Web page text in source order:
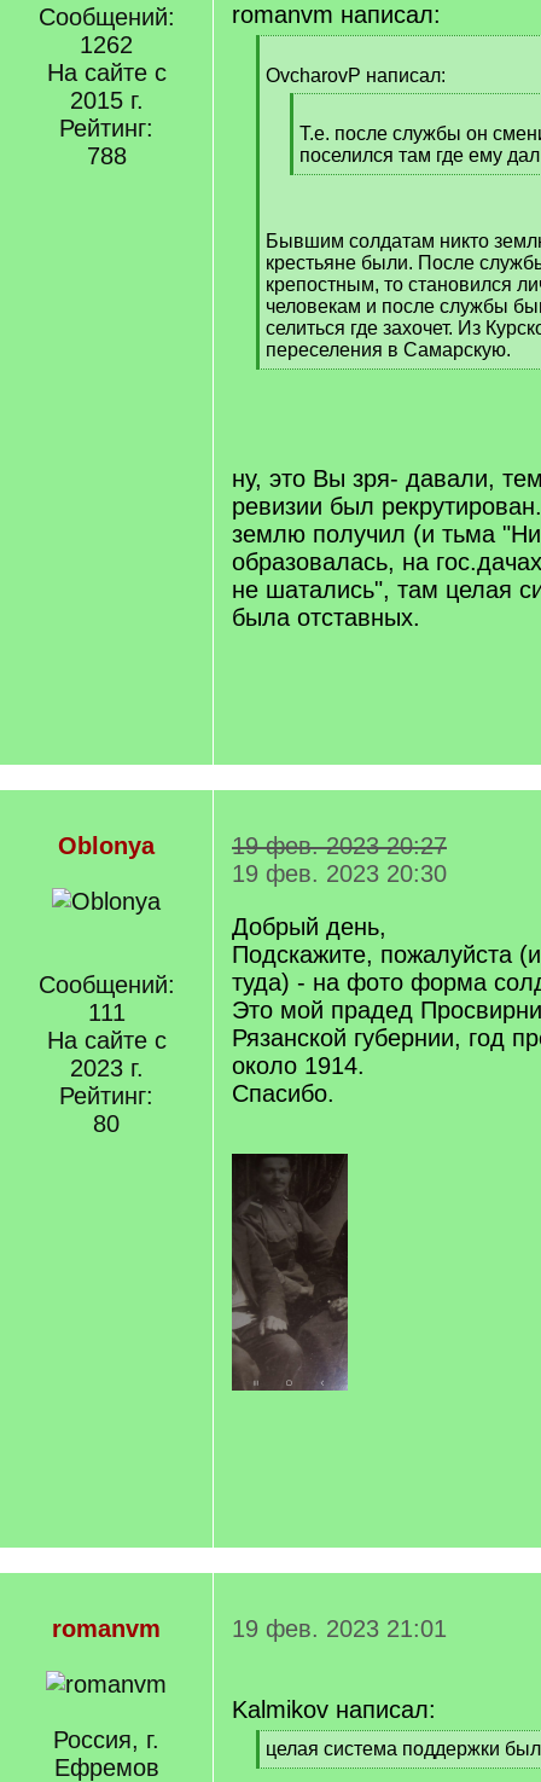
Сообщений:
1262
На сайте с
2015 г.
Рейтинг:
788
romanvm написал:
q
OvcharovP написал:
q
]
Т.е. после службы он
поселился там где ему
[
]
Бывшим солдатам никто
крестьяне были. После
крепостным, то становился
человекам и после службы
селиться где захочет. Из
переселения в Самарскую.
[
ну, это Вы зря- давали,
ревизии был
землю получил (и тьма
образовалась, на
не шатались", там целая
была отставных.
Oblonya
Сообщений:
111
На сайте с
2023 г.
Рейтинг:
80
19 фев. 2023 20:27
19 фев. 2023 20:30
Добрый день,
Подскажите, пожалуйста
туда) - на фото форма
Это мой прадед
Рязанской губернии, год
около 1914.
Спасибо.
romanvm
Россия, г.
Ефремов
19 фев. 2023 21:01
Kalmikov написал:
[
q
целая система поддержки
[